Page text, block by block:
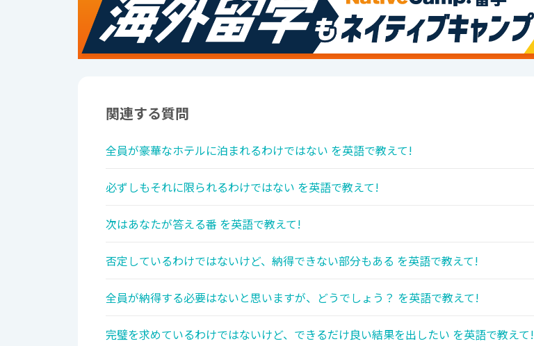
関連する質問
全員が豪華なホテルに泊まれるわけではない を英語で教えて!
必ずしもそれに限られるわけではない を英語で教えて!
次はあなたが答える番 を英語で教えて!
否定しているわけではないけど、納得できない部分もある を英語で教えて!
全員が納得する必要はないと思いますが、どうでしょう？ を英語で教えて!
完璧を求めているわけではないけど、できるだけ良い結果を出したい を英語で教えて!